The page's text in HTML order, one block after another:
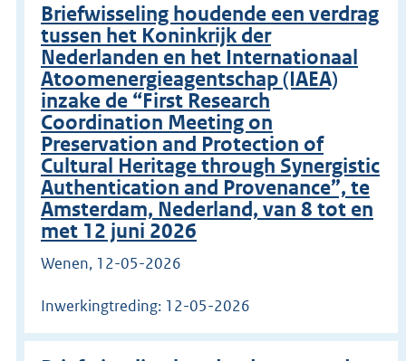
Briefwisseling houdende een verdrag
tussen het Koninkrijk der
Nederlanden en het Internationaal
Atoomenergieagentschap (IAEA)
inzake de “First Research
Coordination Meeting on
Preservation and Protection of
Cultural Heritage through Synergistic
Authentication and Provenance”, te
Amsterdam, Nederland, van 8 tot en
met 12 juni 2026
Wenen, 12-05-2026
Inwerkingtreding: 12-05-2026